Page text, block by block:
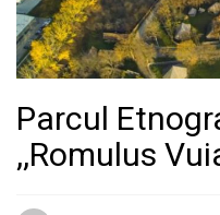
Parcul
,,Romulus